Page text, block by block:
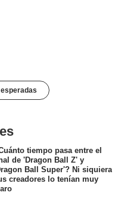
tiempo pasa entre el
de 'Dragon Ball Z' y
Ball Super'? Ni siquiera
creadores lo tenían muy